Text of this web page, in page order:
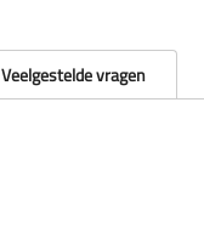
Veelgestelde vragen